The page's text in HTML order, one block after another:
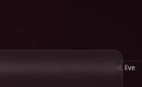
pusat informasi JALALIVE, jadwal, live